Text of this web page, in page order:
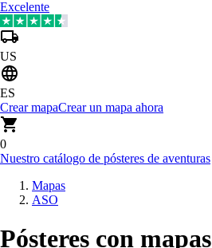
Excelente
US
ES
Crear mapaCrear un mapa ahora
0
Nuestro catálogo de pósteres de aventuras
Mapas
ASO
Pósteres con